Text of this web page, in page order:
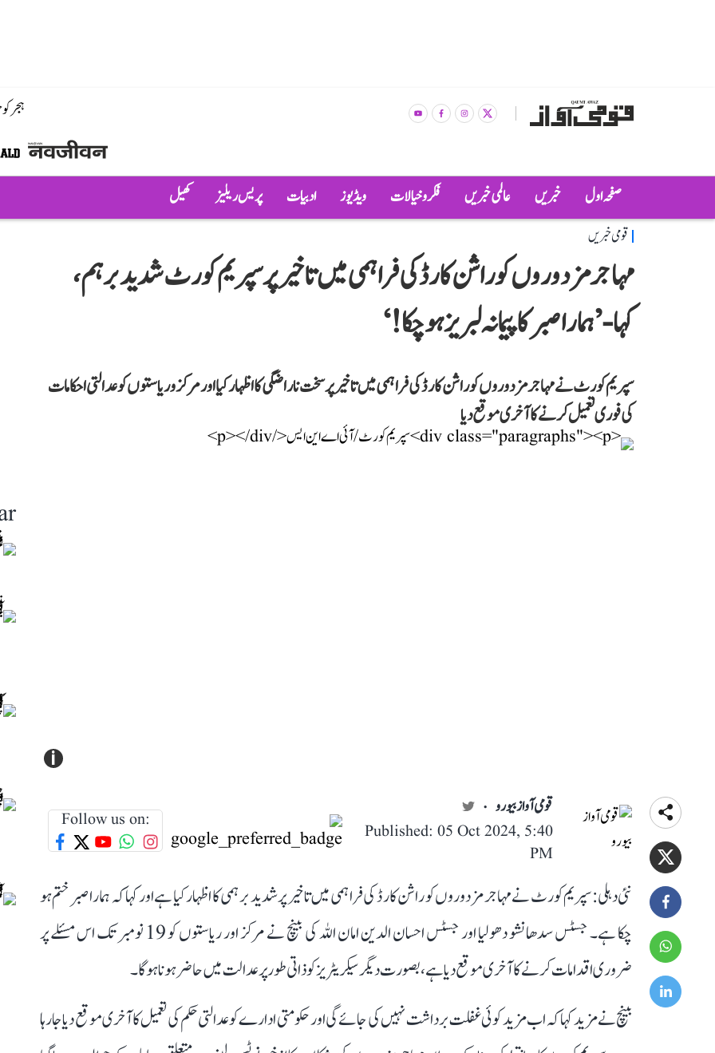
ہجر
صفحہ اول خبریں عالمی خبریں فکر و خیالات ویڈیوز ادبیات پریس ریلیز کھیل
قومی خبریں
مہاجر مزدوروں کو راشن کارڈ کی فراہمی میں تاخیر پر سپریم کورٹ شدید برہم،
کہا-’ہمارا صبر کا پیمانہ لبریز ہو چکا!‘
سپریم کورٹ نے مہاجر مزدوروں کو راشن کارڈ کی فراہمی میں تاخیر پر سخت ناراضگی کا اظہار کیا اور مرکز و ریاستوں کو عدالتی احکامات
کی فوری تعمیل کرنے کا آخری موقع دیا
i
قومی آواز بیورو
Published: 05 Oct 2024, 5:40
PM
Follow us on:
نئی دہلی: سپریم کورٹ نے مہاجر مزدوروں کو راشن کارڈ کی فراہمی میں تاخیر پر شدید برہمی کا اظہار کیا ہے اور کہا کہ ہمارا صبر ختم ہو
چکا ہے۔ جسٹس سدھانشو دھولیا اور جسٹس احسان الدین امان اللہ کی بینچ نے مرکز اور ریاستوں کو 19 نومبر تک اس مسئلے پر
ضروری اقدامات کرنے کا آخری موقع دیا ہے، بصورت دیگر سیکریٹریز کو ذاتی طور پر عدالت میں حاضر ہونا ہوگا۔
بینچ نے مزید کہا کہ اب مزید کوئی غفلت برداشت نہیں کی جائے گی اور حکومتی ادارے کو عدالتی حکم کی تعمیل کا آخری موقع دیا جا رہا